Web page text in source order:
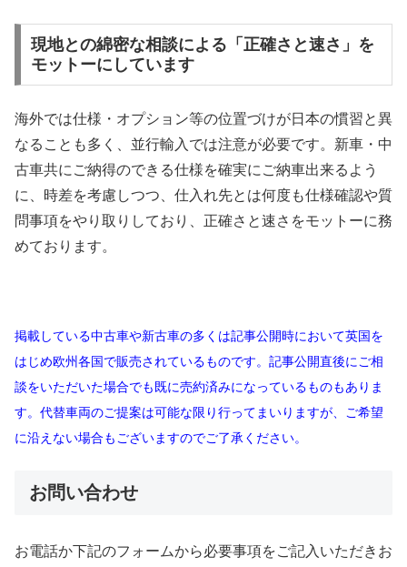
現地との綿密な相談による「正確さと速さ」を
モットーにしています
海外では仕様・オプション等の位置づけが日本の慣習と異
なることも多く、並行輸入では注意が必要です。新車・中
古車共にご納得のできる仕様を確実にご納車出来るよう
に、時差を考慮しつつ、仕入れ先とは何度も仕様確認や質
問事項をやり取りしており、正確さと速さをモットーに務
めております。
掲載している中古車や新古車の多くは記事公開時において英国を
はじめ欧州各国で販売されているものです。記事公開直後にご相
談をいただいた場合でも既に売約済みになっているものもありま
す。代替車両のご提案は可能な限り行ってまいりますが、ご希望
に沿えない場合もございますのでご了承ください。
お問い合わせ
お電話か下記のフォームから必要事項をご記入いただきお